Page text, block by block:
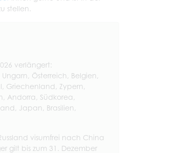
stellen.
verlängert:
Österreich, Belgien,
Griechenland, Zypern,
Andorra, Südkorea,
Japan, Brasilien,
visumfrei nach China
gilt bis zum 31. Dezember